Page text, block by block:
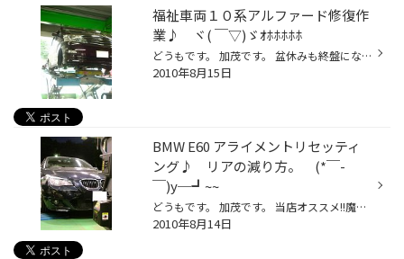
福祉車両１０系アルファード修復作
業♪ ヾ( ￣▽)ゞｵﾎﾎﾎﾎﾎ
どうもです。 加茂です。 盆休みも終盤になりましたが、私のオンボロアパート住人も近所の人達も誰もいません。。。 非常に平和で静かです♪ o(^▽^)oｷｬﾊﾊﾊ では♪本題です。 こちらの１０系アルファードは、福祉車両です。 いつもお年寄りをフル乗車させて、走り回っております。 ですので、すでに８...
2010年8月15日
BMW E60 アライメントリセッティ
ング♪ リアの減り方。 (*￣-
￣)y─┛~~
どうもです。 加茂です。 当店オススメ!!魔法の液体・・・・・『進化剤』。。。。 『進化剤』施工させて頂いたお客様から、多くの体感の声を頂いております。 私の愛機Ｉｓ様にもエンジンオイル交換毎に入れておりますが、施工する度にエンジンの振動が収まっていき、アクセルレスポンスも激変して...
2010年8月14日